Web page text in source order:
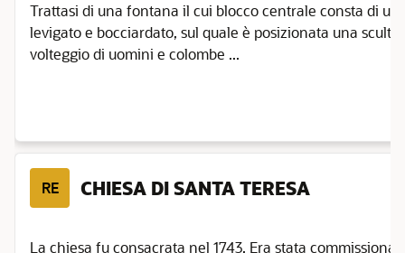
Trattasi di una fontana il cui blocco centrale consta di
levigato e bocciardato, sul quale è posizionata una
volteggio di uomini e colombe ...
RE CHIESA DI SANTA TERESA
La chiesa fu consacrata nel 1743. Era stata